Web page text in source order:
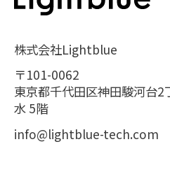
株式会社Lightblue
〒101-0062
東京都千代田区神田駿河台2
水 5階
info@lightblue-tech.com